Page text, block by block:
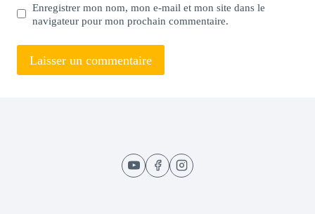
Enregistrer mon nom, mon e-mail et mon site dans le
navigateur pour mon prochain commentaire.